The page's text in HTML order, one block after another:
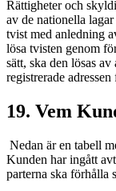
Rättigheter och
av de nationella
tvist med anledning
lösa tvisten genom
sätt, ska den lösas
registrerade
19. Vem
Nedan är en tabell
Kunden har ingått
parterna ska förhålla